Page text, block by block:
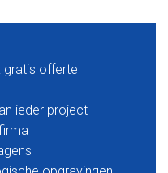
gratis offerte
ieder project